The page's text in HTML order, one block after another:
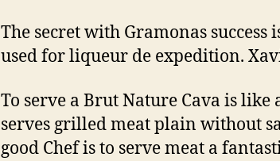
The secret with Gramonas
used for liqueur de expedition.
To serve a Brut Nature Cava is like
serves grilled meat plain without
good Chef is to serve meat a